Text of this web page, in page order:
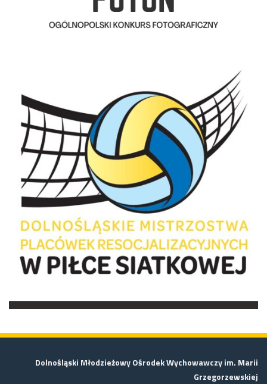
Dolnośląski Młodzieżowy Ośrodek Wychowawczy im. Marii
Grzegorzewskiej